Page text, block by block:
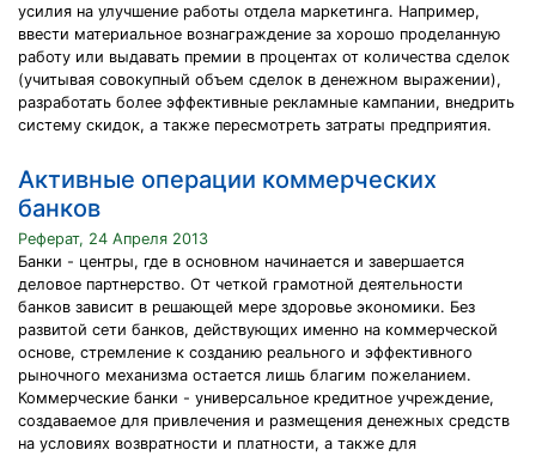
усилия на улучшение работы отдела маркетинга. Например,
ввести материальное вознаграждение за хорошо проделанную
работу или выдавать премии в процентах от количества сделок
(учитывая совокупный объем сделок в денежном выражении),
разработать более эффективные рекламные кампании, внедрить
систему скидок, а также пересмотреть затраты предприятия.
Активные операции коммерческих
банков
Реферат, 24 Апреля 2013
Банки - центры, где в основном начинается и завершается
деловое партнерство. От четкой грамотной деятельности
банков зависит в решающей мере здоровье экономики. Без
развитой сети банков, действующих именно на коммерческой
основе, стремление к созданию реального и эффективного
рыночного механизма остается лишь благим пожеланием.
Коммерческие банки - универсальное кредитное учреждение,
создаваемое для привлечения и размещения денежных средств
на условиях возвратности и платности, а также для